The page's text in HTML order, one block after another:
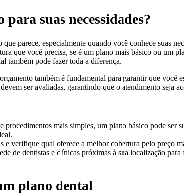
suas necessidades?
parece, especialmente quando você conhece suas
que você precisa, se é um plano mais básico ou um
também pode fazer toda a diferença.
também é fundamental para garantir que você
ser avaliadas, garantindo que o atendimento seja
procedimentos mais simples, um plano básico pode ser
e verifique qual oferece a melhor cobertura pelo preço
de dentistas e clínicas próximas à sua localização para
plano dental